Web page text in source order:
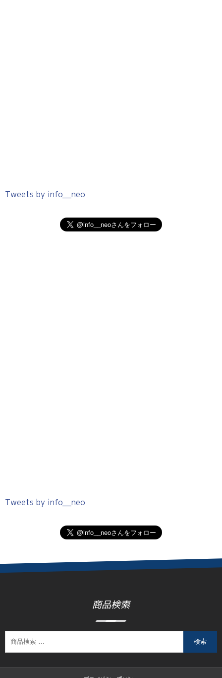
Tweets by info__neo
Tweets by info__neo
商品検索
検索